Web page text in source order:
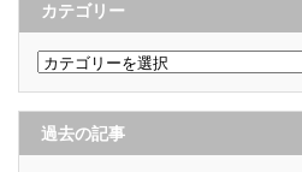
カテゴリー
カ
テ
ゴ
リ
ー
過去の記事